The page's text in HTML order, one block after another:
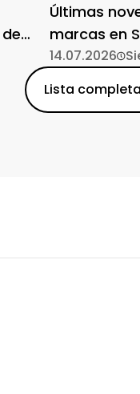
Últimas
marcas en
14.07.2026
Lista